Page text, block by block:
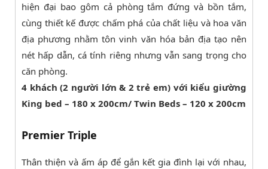
hiện đại bao gôm cả phòng tắm đứng và bồn tắm,
cùng thiết kế được chấm phá của chất liệu và hoa văn
địa phương nhằm tôn vinh văn hóa bản địa tạo nên
nét hấp dẫn, cá tính riêng nhưng vẫn sang trọng cho
căn phòng.
4 khách (2 người lớn & 2 trẻ em) với kiểu giường
King bed – 180 x 200cm/ Twin Beds – 120 x 200cm
Premier Triple
Thân thiện và ấm áp để gắn kết gia đình lại với nhau,